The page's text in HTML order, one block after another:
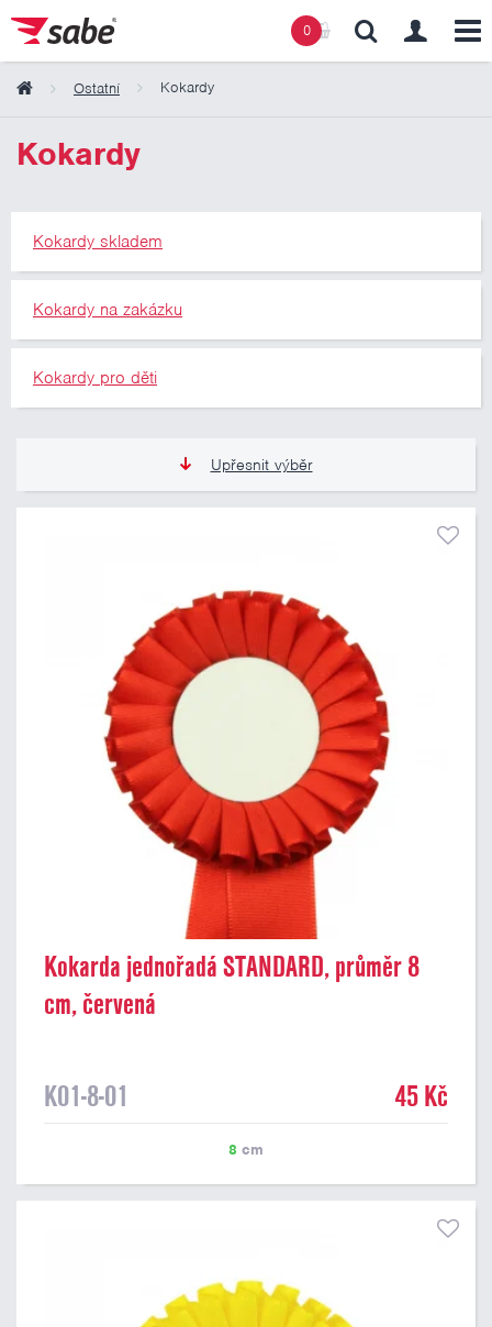
0
Ostatní Kokardy
Kokardy
Kokardy skladem
Kokardy na zakázku
Kokardy pro děti
Upřesnit výběr
Pouze skladem
Kokarda jednořadá STANDARD, průměr 8
cm, červená
K01-8-01 45 Kč
8 cm
Obsah košíku